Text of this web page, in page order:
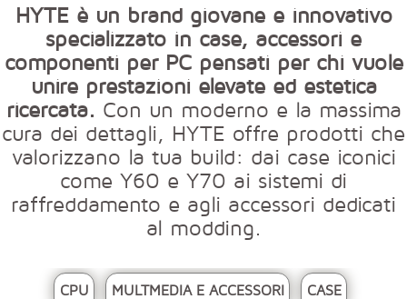
HYTE è un brand giovane e innovativo
specializzato in case, accessori e
componenti per PC pensati per chi vuole
unire prestazioni elevate ed estetica
ricercata. Con un moderno e la massima
cura dei dettagli, HYTE offre prodotti che
valorizzano la tua build: dai case iconici
come Y60 e Y70 ai sistemi di
raffreddamento e agli accessori dedicati
al modding.
CPU MULTMEDIA E ACCESSORI CASE